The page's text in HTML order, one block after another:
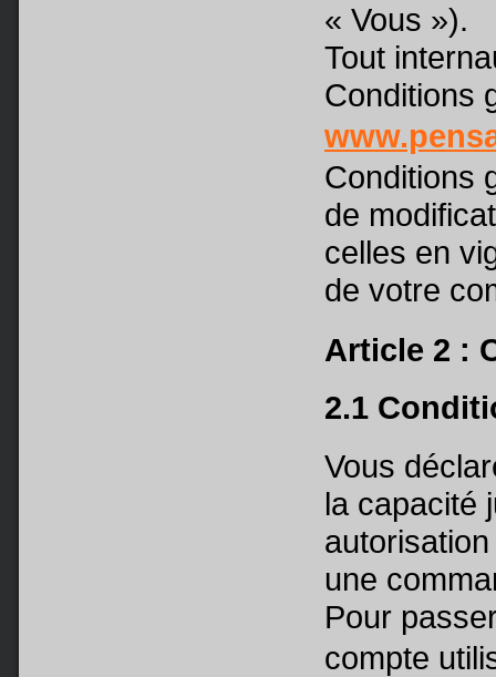
« Vous »).
Tout
Conditions
Conditions
de
celles en
de votre
Article 2 :
2.1
Vous
la capacité
une
Pour
compte